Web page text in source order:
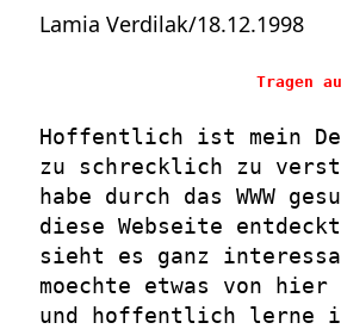
Lamia Verdilak/18.12.1998
Tragen
Hoffentlich ist mein
zu schrecklich zu
habe durch das WWW
diese Webseite
sieht es ganz
moechte etwas von hier
und hoffentlich lerne